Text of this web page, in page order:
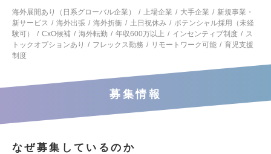
海外展開あり（日系グローバル企業）
上場企業 大手企業
新規事業・
新サービス
海外出張 海外折衝 土日祝休み
ポテンシャル採用（未経
験可）
CxO候補 海外転勤 年収600万以上 インセンティブ制度
ス
トックオプションあり
フレックス勤務 リモートワーク可能
育児支援
制度
募集情報
なぜ募集しているのか